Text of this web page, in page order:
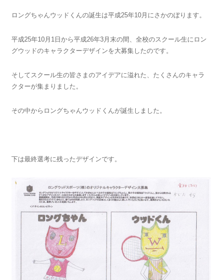
ロングちゃんウッドくんの誕生は平成25年10月にさかのぼります。
平成25年10月1日から平成26年3月末の間、全校のスクール生にロン
グウッドのキャラクターデザインを大募集したのです。
そしてスクール生の皆さまのアイデアに溢れた、たくさんのキャラ
クターが集まりました。
その中からロングちゃんウッドくんが誕生しました。
下は最終選考に残ったデザインです。